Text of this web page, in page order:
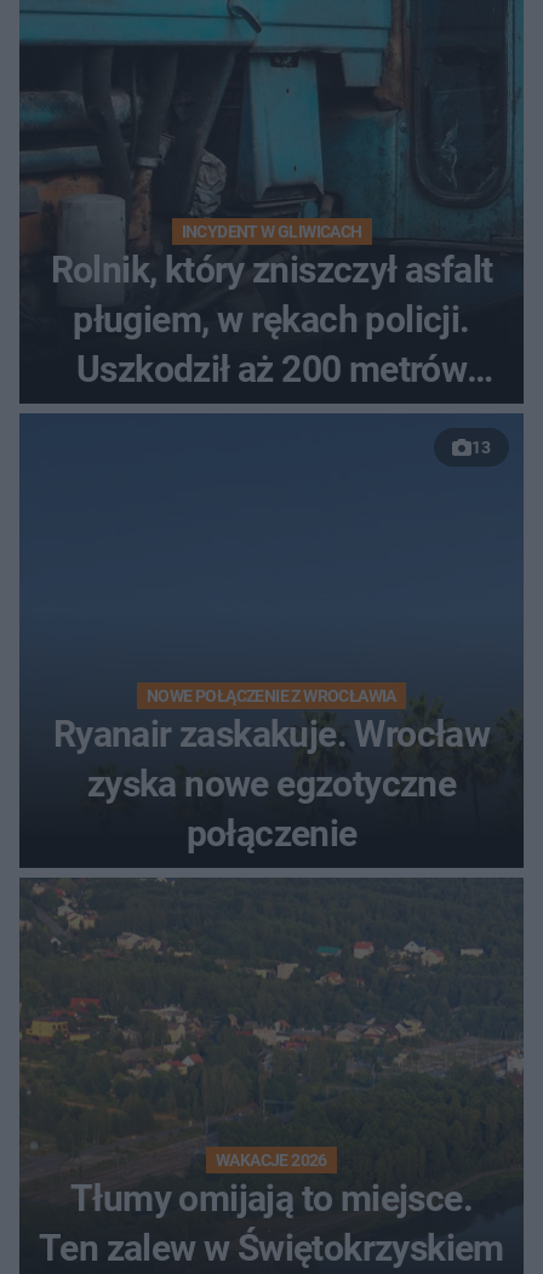
INCYDENT W GLIWICACH
Rolnik, który zniszczył asfalt
pługiem, w rękach policji.
Uszkodził aż 200 metrów
nowej drogi
13
NOWE POŁĄCZENIE Z WROCŁAWIA
Ryanair zaskakuje. Wrocław
zyska nowe egzotyczne
połączenie
WAKACJE 2026
Tłumy omijają to miejsce.
Ten zalew w Świętokrzyskiem